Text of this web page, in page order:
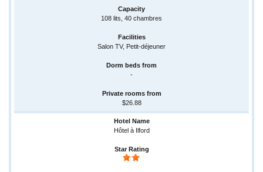
108 lits, 40 chambres
Salon TV, Petit-déjeuner
-
$26.88
Hôtel à Ilford